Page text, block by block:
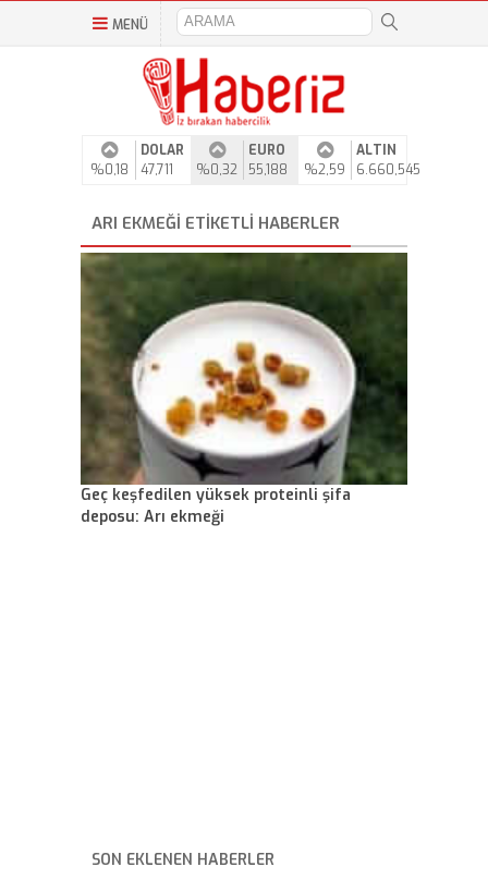
MENÜ
%0,18
DOLAR
47,711
%0,32
EURO
55,188
%2,59
ALTIN
6.660,545
ARI EKMEĞI ETIKETLI HABERLER
Geç keşfedilen yüksek proteinli şifa
deposu: Arı ekmeği
SON EKLENEN HABERLER